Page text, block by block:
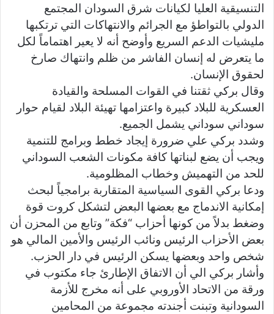
ت
ر
و
ن
ي
ا
التنسيقية العليا لكيانات شرق السودان المجتمع
الدولي بالتواطؤ مع الجرائم والانتهاكات التي ترتكبها
مليشيات الدعم السريع وأوضح أنه لا يعير اهتماماً لكل
ما يتعرض له إنسان الفاشر من ظلم وانتهاك صارخ
لحقوق الإنسان.
وقال بركي ثقتنا في القوات المسلحة والقيادة
العسكرية للبلاد كبيرة واعتزامها تهيئة البلاد لقيام حوار
سوداني سوداني يشمل الجميع.
وشدد بركي علي ضرورة إيجاد خطط وبرامج للتنمية
ويجب أن يضع لبناتها كافة مكونات الشعب السوداني
للحد من التهميش وخطاب المظلومية.
ودعا بركي القوى السياسية المتقاربة برامجياً لبحث
إمكانية الاندماج مع بعضها البعض لتشكل كروت قوة
وضغط بدلاً من كونها أحزاب “فكة” وتابع من المحزن أن
بعض الأحزاب الرئيس ونائب الرئيس والأمين المالي هو
شخص واحد وبعضها يسكن الرئيس في دار الحزب.
وأشار بركي الي أن الاتفاق الإطارئ جاء مكتوب في
ورقة من الاتحاد الأوروبي على أنه مخرج للأزمة
السودانية وتبنت أجندته مجموعة من المحامين